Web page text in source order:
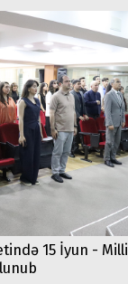
15 İyun - Milli